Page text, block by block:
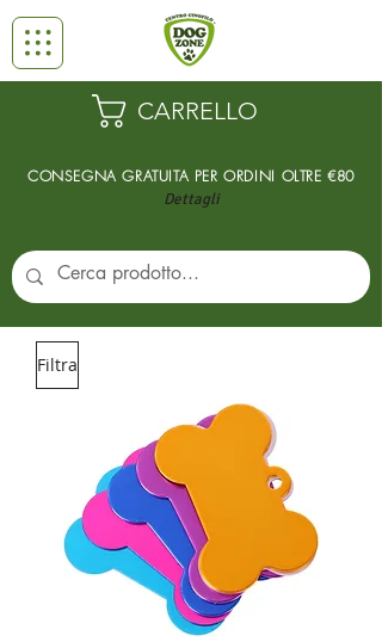
CARRELLO
CONSEGNA GRATUITA PER ORDINI OLTRE €80
Dettagli
Filtra